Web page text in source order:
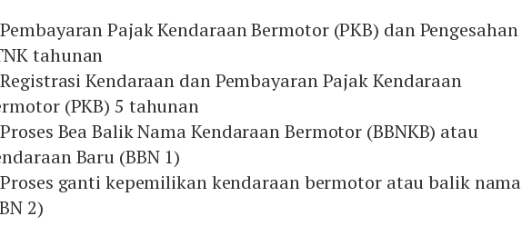
Pajak Kendaraan Bermotor (PKB) dan Pengesahan
tahunan
Kendaraan dan Pembayaran Pajak Kendaraan
(PKB) 5 tahunan
Bea Balik Nama Kendaraan Bermotor (BBNKB) atau
Baru (BBN 1)
ganti kepemilikan kendaraan bermotor atau balik nama
2)